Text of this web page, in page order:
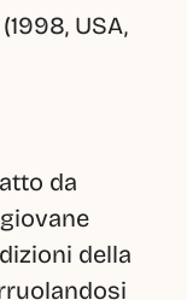
USA,
da
della